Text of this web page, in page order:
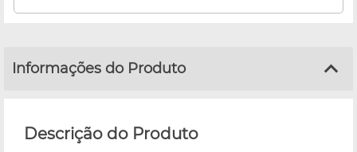
Informações do Produto
Descrição do Produto